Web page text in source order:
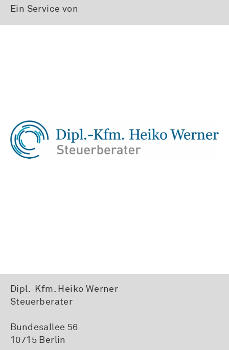
Ein Service von
Dipl.-Kfm. Heiko Werner
Steuerberater
Bundesallee 56
10715 Berlin